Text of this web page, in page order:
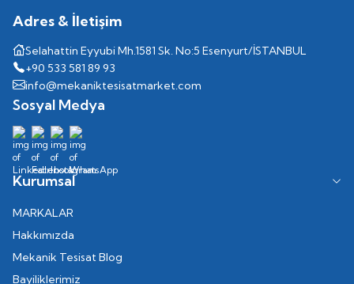
Adres & İletişim
Selahattin Eyyubi Mh.1581 Sk. No:5 Esenyurt/İSTANBUL
+90 533 581 89 93
info@mekaniktesisatmarket.com
Sosyal Medya
Kurumsal
MARKALAR
Hakkımızda
Mekanik Tesisat Blog
Bayiliklerimiz